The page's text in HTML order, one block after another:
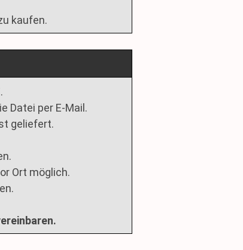
kaufen.
Datei per E-Mail.
geliefert.
Ort möglich.